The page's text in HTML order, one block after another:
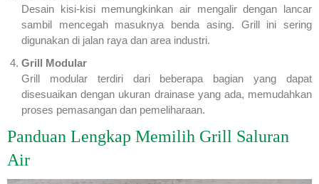
Desain kisi-kisi memungkinkan air mengalir dengan lancar
sambil mencegah masuknya benda asing. Grill ini sering
digunakan di jalan raya dan area industri.
Grill Modular
Grill modular terdiri dari beberapa bagian yang dapat
disesuaikan dengan ukuran drainase yang ada, memudahkan
proses pemasangan dan pemeliharaan.
Panduan Lengkap Memilih Grill Saluran
Air